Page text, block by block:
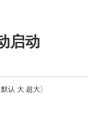
启动
默认 大 超大〗